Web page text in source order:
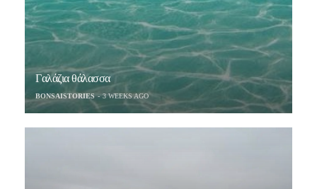
Γαλάζια θάλασσα
BONSAISTORIES 3 WEEKS AGO